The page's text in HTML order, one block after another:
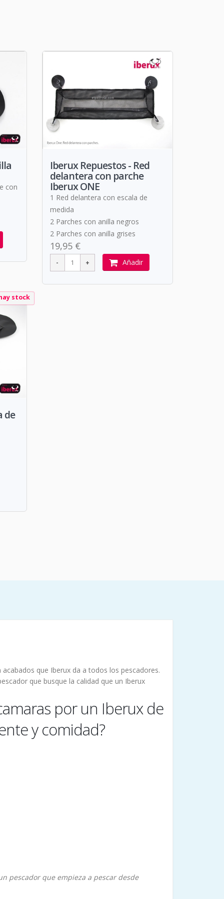
con
Iberux Repuestos - Red
delantera con parche
Iberux ONE
1 Red delantera con escala de
medida
2 Parches con anilla negros
2 Parches con anilla grises
19,95 €
Añadir
stock
de
que Iberux da a todos los pescadores.
que busque la calidad que un Iberux
por un Iberux de
y comidad?
pescador que empieza a pescar desde